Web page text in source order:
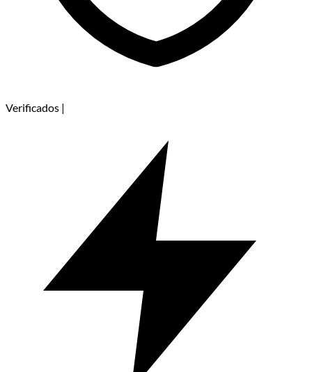
Verificados |